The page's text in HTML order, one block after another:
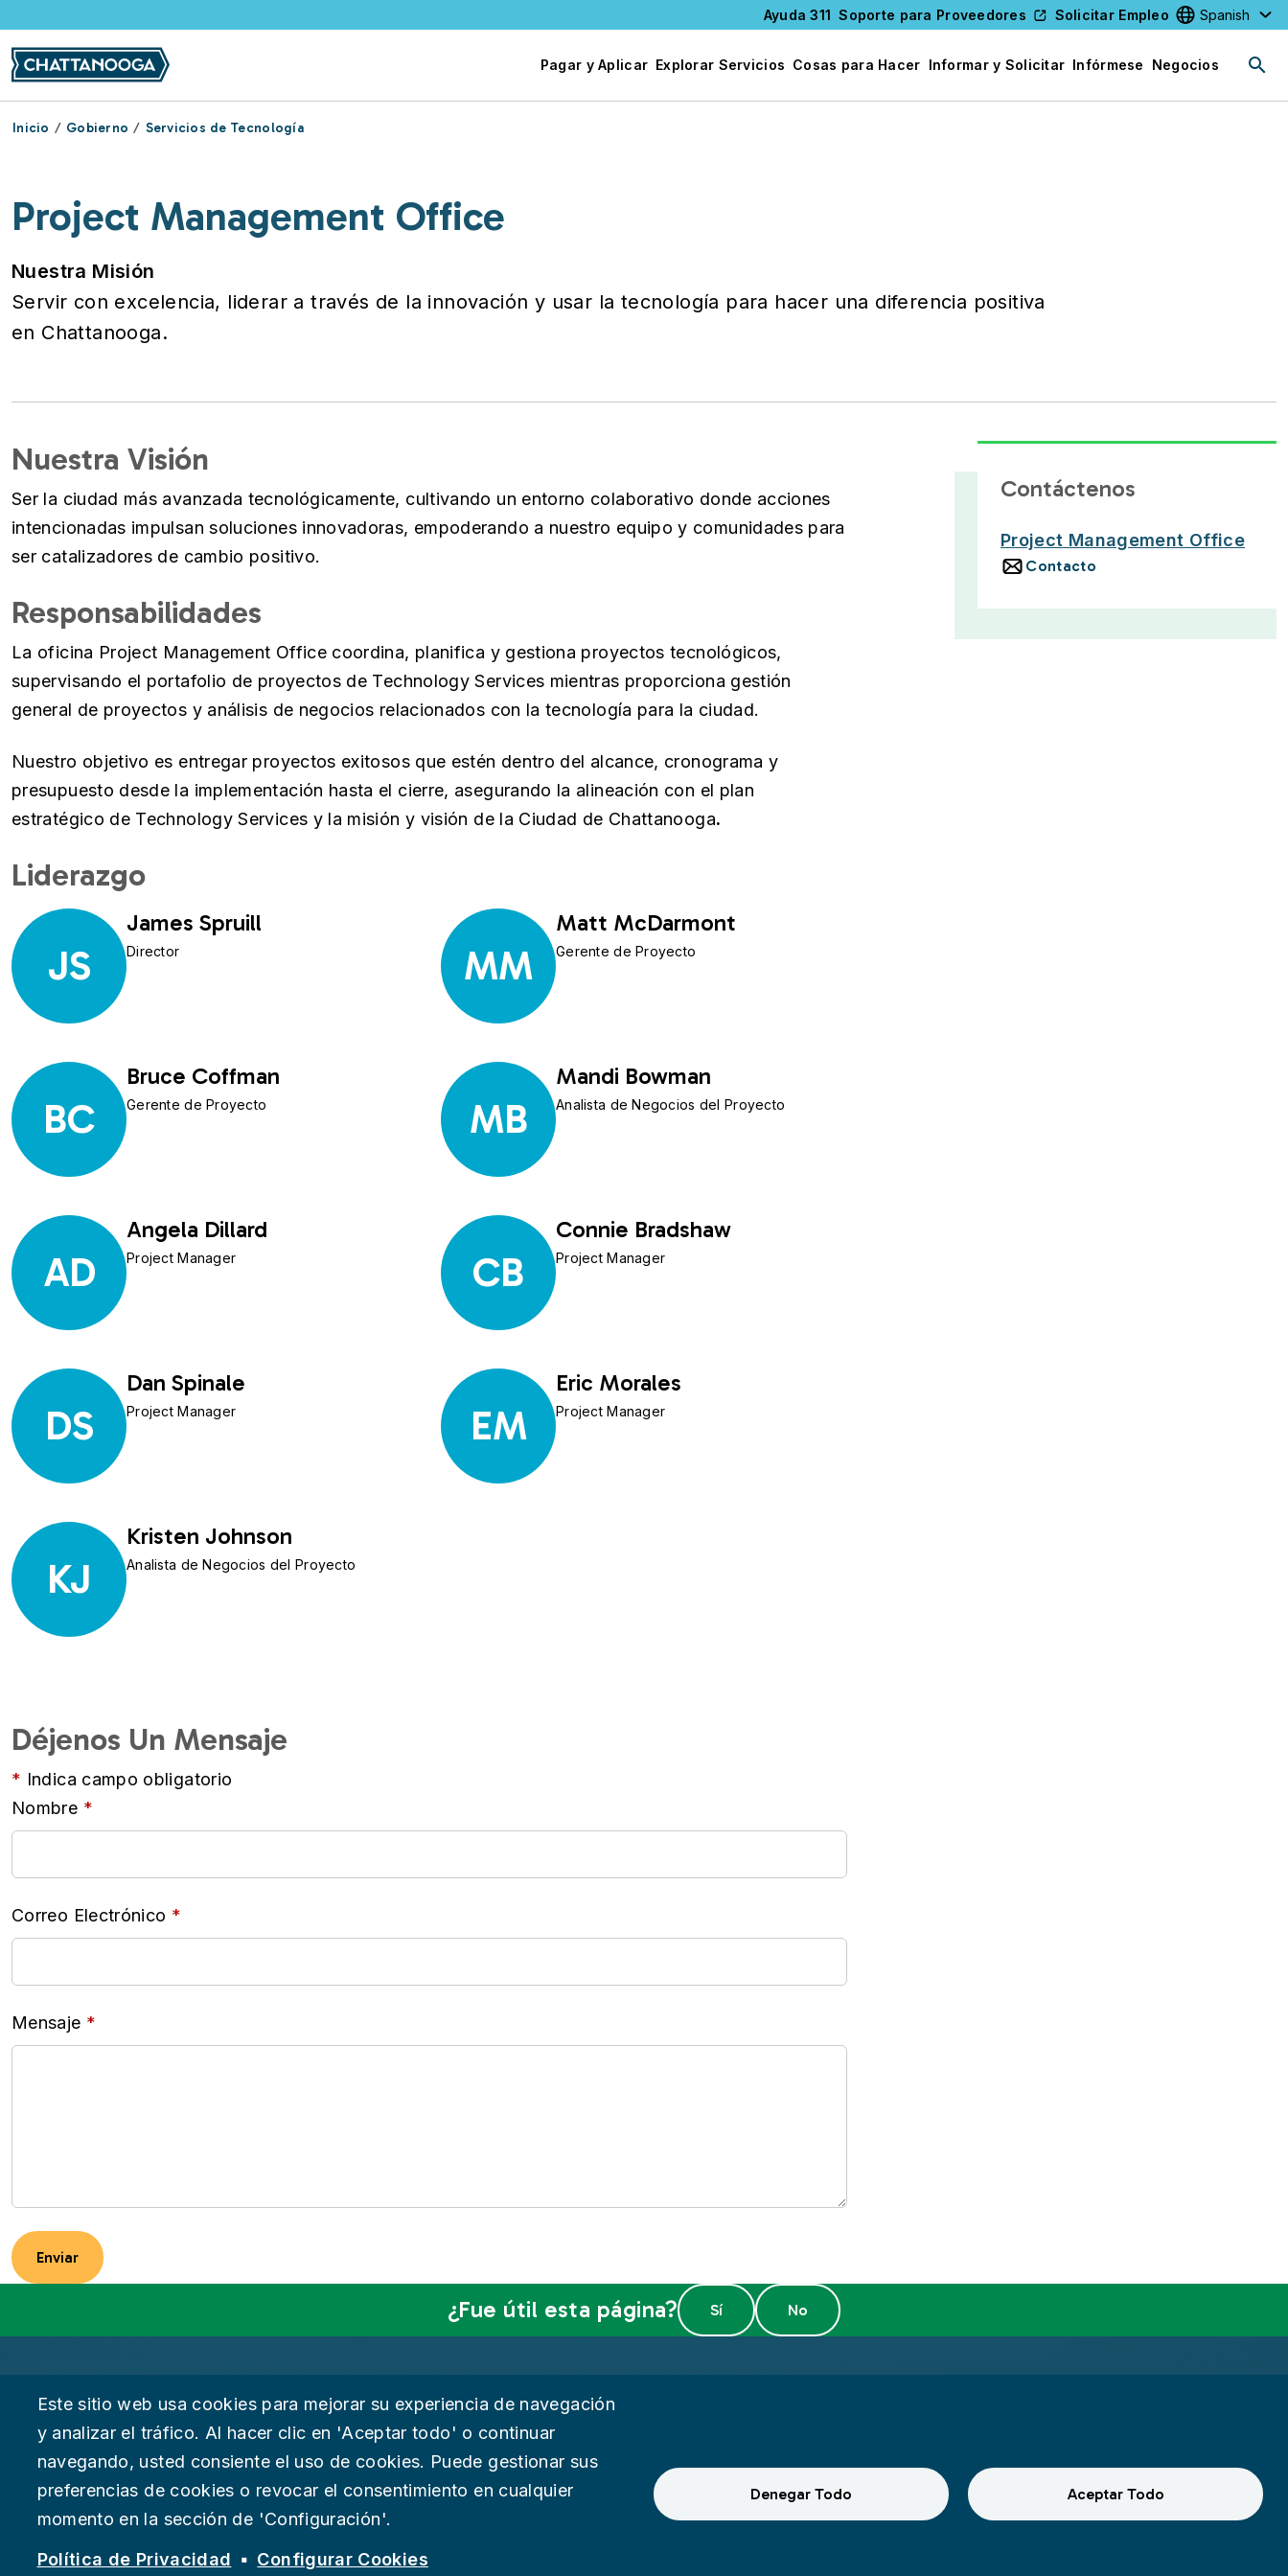
Ayuda 311 Soporte para Proveedores Solicitar Empleo
Select your
Pagar y Aplicar Explorar Servicios Cosas para Hacer Informar y Solicitar Infórmese Negocios
Inicio Gobierno Servicios de Tecnología
Project Management Office
Nuestra Misión
Servir con excelencia, liderar a través de la innovación y usar la tecnología para hacer una diferencia positiva
en Chattanooga.
Nuestra Visión
Ser la ciudad más avanzada tecnológicamente, cultivando un entorno colaborativo donde acciones
intencionadas impulsan soluciones innovadoras, empoderando a nuestro equipo y comunidades para
ser catalizadores de cambio positivo.
Responsabilidades
La oficina Project Management Office coordina, planifica y gestiona proyectos tecnológicos,
supervisando el portafolio de proyectos de Technology Services mientras proporciona gestión
general de proyectos y análisis de negocios relacionados con la tecnología para la ciudad.
Nuestro objetivo es entregar proyectos exitosos que estén dentro del alcance, cronograma y
presupuesto desde la implementación hasta el cierre, asegurando la alineación con el plan
estratégico de Technology Services y la misión y visión de la Ciudad de Chattanooga.
Liderazgo
JS
James Spruill
Director MM
Matt McDarmont
Gerente de Proyecto
BC
Bruce Coffman
Gerente de Proyecto MB
Mandi Bowman
Analista de Negocios del Proyecto
AD
Angela Dillard
Project Manager CB
Connie Bradshaw
Project Manager
DS
Dan Spinale
Project Manager EM
Eric Morales
Project Manager
KJ
Kristen Johnson
Analista de Negocios del Proyecto
Déjenos Un Mensaje
Indica campo obligatorio
Nombre
Correo Electrónico
Mensaje
Contáctenos
Project Management Office
Contacto
¿Fue útil esta página?
Gobierno
Sobre Chattanooga
Empleos
Política de Privacidad
Accesibilidad
Deje su Comentario
Este sitio web usa cookies para mejorar su experiencia de navegación
y analizar el tráfico. Al hacer clic en 'Aceptar todo' o continuar
navegando, usted consiente el uso de cookies. Puede gestionar sus
preferencias de cookies o revocar el consentimiento en cualquier
momento en la sección de 'Configuración'.
Política de Privacidad
Configurar Cookies
Denegar Todo Aceptar Todo
Suspect fraud, waste, or abuse? Report it to the Office of Internal Audit